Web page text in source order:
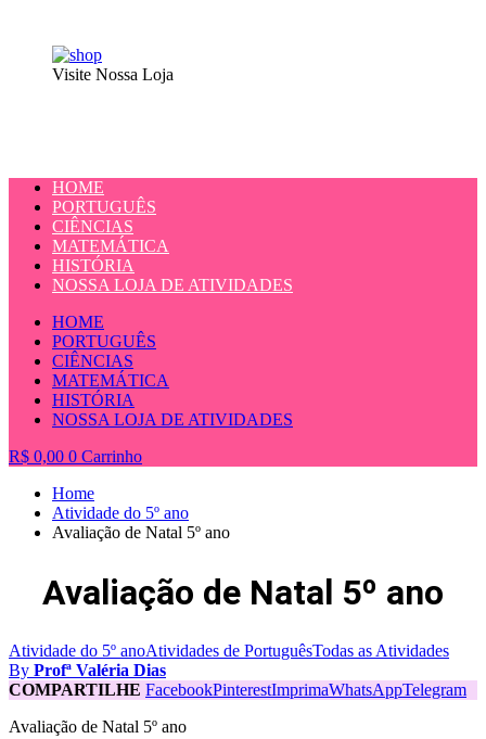
Visite Nossa Loja
HOME
PORTUGUÊS
CIÊNCIAS
MATEMÁTICA
HISTÓRIA
NOSSA LOJA DE ATIVIDADES
HOME
PORTUGUÊS
CIÊNCIAS
MATEMÁTICA
HISTÓRIA
NOSSA LOJA DE ATIVIDADES
R$ 0,00 0 Carrinho
Home
Atividade do 5º ano
Avaliação de Natal 5º ano
Avaliação de Natal 5º ano
Atividade do 5º anoAtividades de PortuguêsTodas as Atividades
By Profª Valéria Dias
COMPARTILHE FacebookPinterestImprimaWhatsAppTelegram
Avaliação de Natal 5º ano